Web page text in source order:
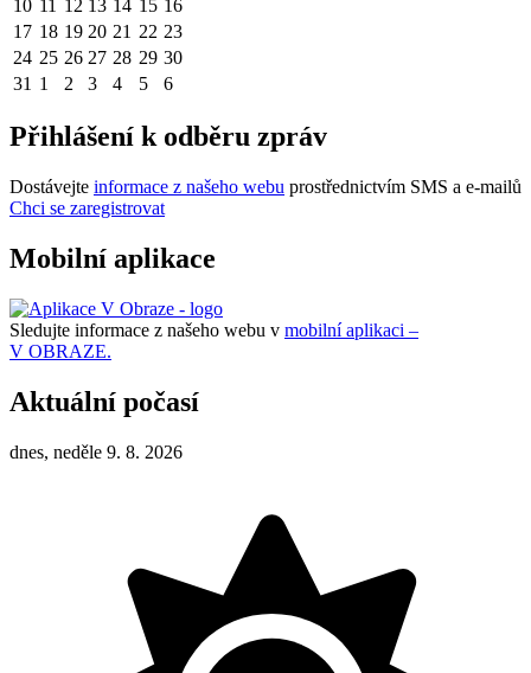
10 11 12 13 14 15 16
17 18 19 20 21 22 23
24 25 26 27 28 29 30
31 1 2 3 4 5 6
Přihlášení k odběru zpráv
Dostávejte informace z našeho webu prostřednictvím SMS a e-mailů
Chci se zaregistrovat
Mobilní aplikace
Sledujte informace z našeho webu v mobilní aplikaci –
V OBRAZE.
Aktuální počasí
dnes, neděle 9. 8. 2026